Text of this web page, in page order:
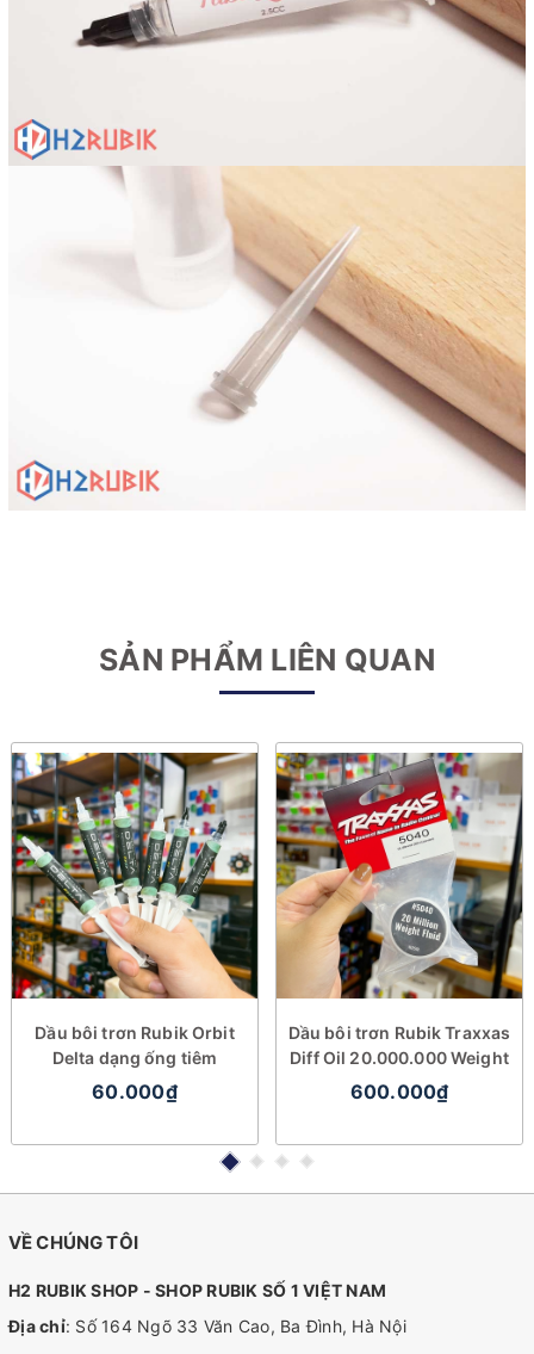
SẢN PHẨM LIÊN QUAN
Dầu bôi trơn Rubik Orbit
Delta dạng ống tiêm
60.000₫
Dầu bôi trơn Rubik Traxxas
Diff Oil 20.000.000 Weight
600.000₫
VỀ CHÚNG TÔI
H2 RUBIK SHOP - SHOP RUBIK SỐ 1 VIỆT NAM
Địa chỉ: Số 164 Ngõ 33 Văn Cao, Ba Đình, Hà Nội